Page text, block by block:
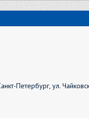
Петербург, ул.